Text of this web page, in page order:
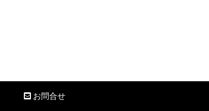
お問合せ